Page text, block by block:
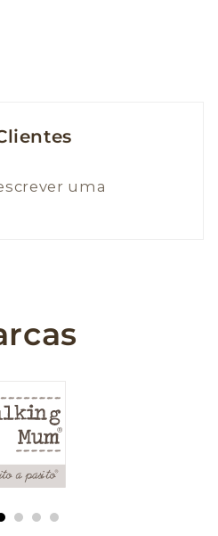
uma